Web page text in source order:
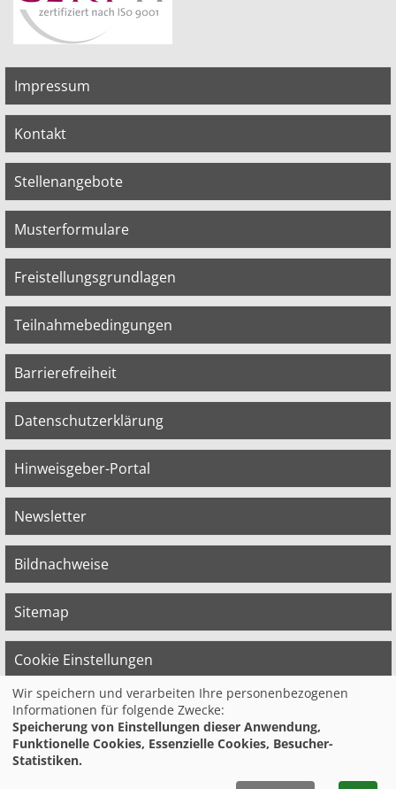
Impressum
Kontakt
Stellenangebote
Musterformulare
Freistellungsgrundlagen
Teilnahmebedingungen
Barrierefreiheit
Datenschutzerklärung
Hinweisgeber-Portal
Newsletter
Bildnachweise
Sitemap
Cookie Einstellungen
© 2026 Bildungswerk der Vereinten Dienst­
leis­tungs­ge­werk­schaft (ver.di) in
Niedersachsen e.V.
Wir speichern und verarbeiten Ihre personenbezogenen
Informationen für folgende Zwecke:
Speicherung von Einstellungen dieser Anwendung,
Funktionelle Cookies, Essenzielle Cookies, Besucher-
Statistiken.